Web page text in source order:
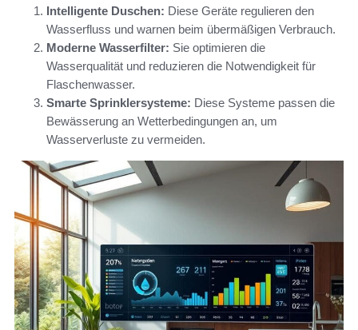
Intelligente Duschen: Diese Geräte regulieren den
Wasserfluss und warnen beim übermäßigen Verbrauch.
Moderne Wasserfilter: Sie optimieren die
Wasserqualität und reduzieren die Notwendigkeit für
Flaschenwasser.
Smarte Sprinklersysteme: Diese Systeme passen die
Bewässerung an Wetterbedingungen an, um
Wasserverluste zu vermeiden.